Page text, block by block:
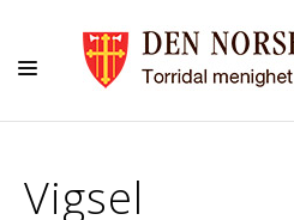
BARN
Vigsel